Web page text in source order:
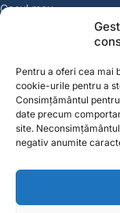
Pentru a oferi cea mai
cookie-urile pentru a
Consimțământul
date precum
site.
negativ anumite
Coșul meu
Cont
Contul meu
Favorite
Magazin